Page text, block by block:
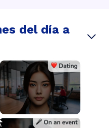
del día a